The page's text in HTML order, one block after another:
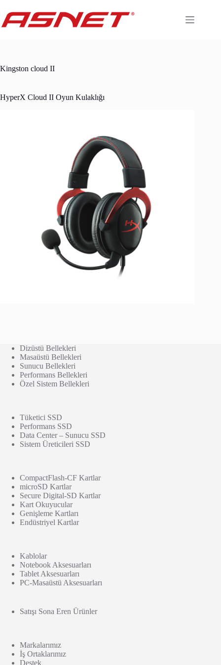
content
Kingston cloud II
HyperX Cloud II Oyun Kulaklığı
Dizüstü Bellekleri
Masaüstü Bellekleri
Sunucu Bellekleri
Performans Bellekleri
Özel Sistem Bellekleri
Tüketici SSD
Performans SSD
Data Center – Sunucu SSD
Sistem Üreticileri SSD
CompactFlash-CF Kartlar
microSD Kartlar
Secure Digital-SD Kartlar
Kart Okuyucular
Genişleme Kartları
Endüstriyel Kartlar
Kablolar
Notebook Aksesuarları
Tablet Aksesuarları
PC-Masaüstü Aksesuarları
Satışı Sona Eren Ürünler
Markalarımız
İş Ortaklarımız
Destek